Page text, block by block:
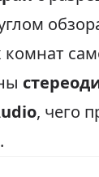
, чего